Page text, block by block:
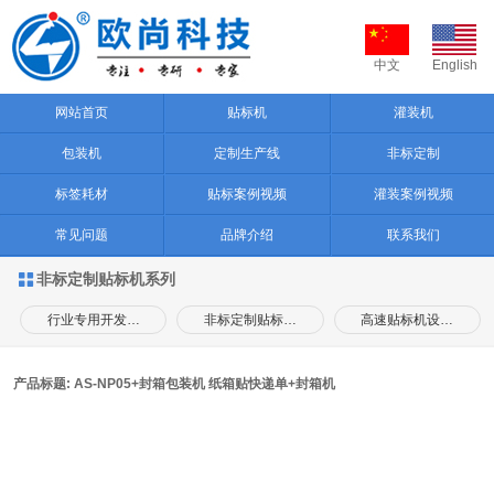
中文 English
网站首页 贴标机 灌装机
包装机 定制生产线 非标定制
标签耗材 贴标案例视频 灌装案例视频
常见问题 品牌介绍 联系我们
 非标定制贴标机系列
行业专用开发… 非标定制贴标… 高速贴标机设…
产品标题: AS-NP05+封箱包装机 纸箱贴快递单+封箱机